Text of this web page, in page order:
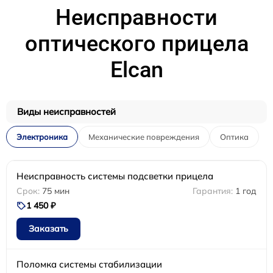
Неисправности
оптического прицела
Elcan
Виды неисправностей
Электроника Механические повреждения Оптика
Неисправность системы подсветки прицела
75 мин
1 год
1 450 ₽
Заказать
Поломка системы стабилизации